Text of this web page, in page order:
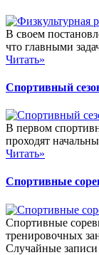
В своем
что главными
Читать»
Спортивный
В первом
проходят
Читать»
Спортивные
Спортивные
тренировочных
Случайные записи